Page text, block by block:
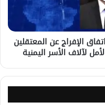
الإفراج عن المعتقلين
لآلاف الأسر اليمنية